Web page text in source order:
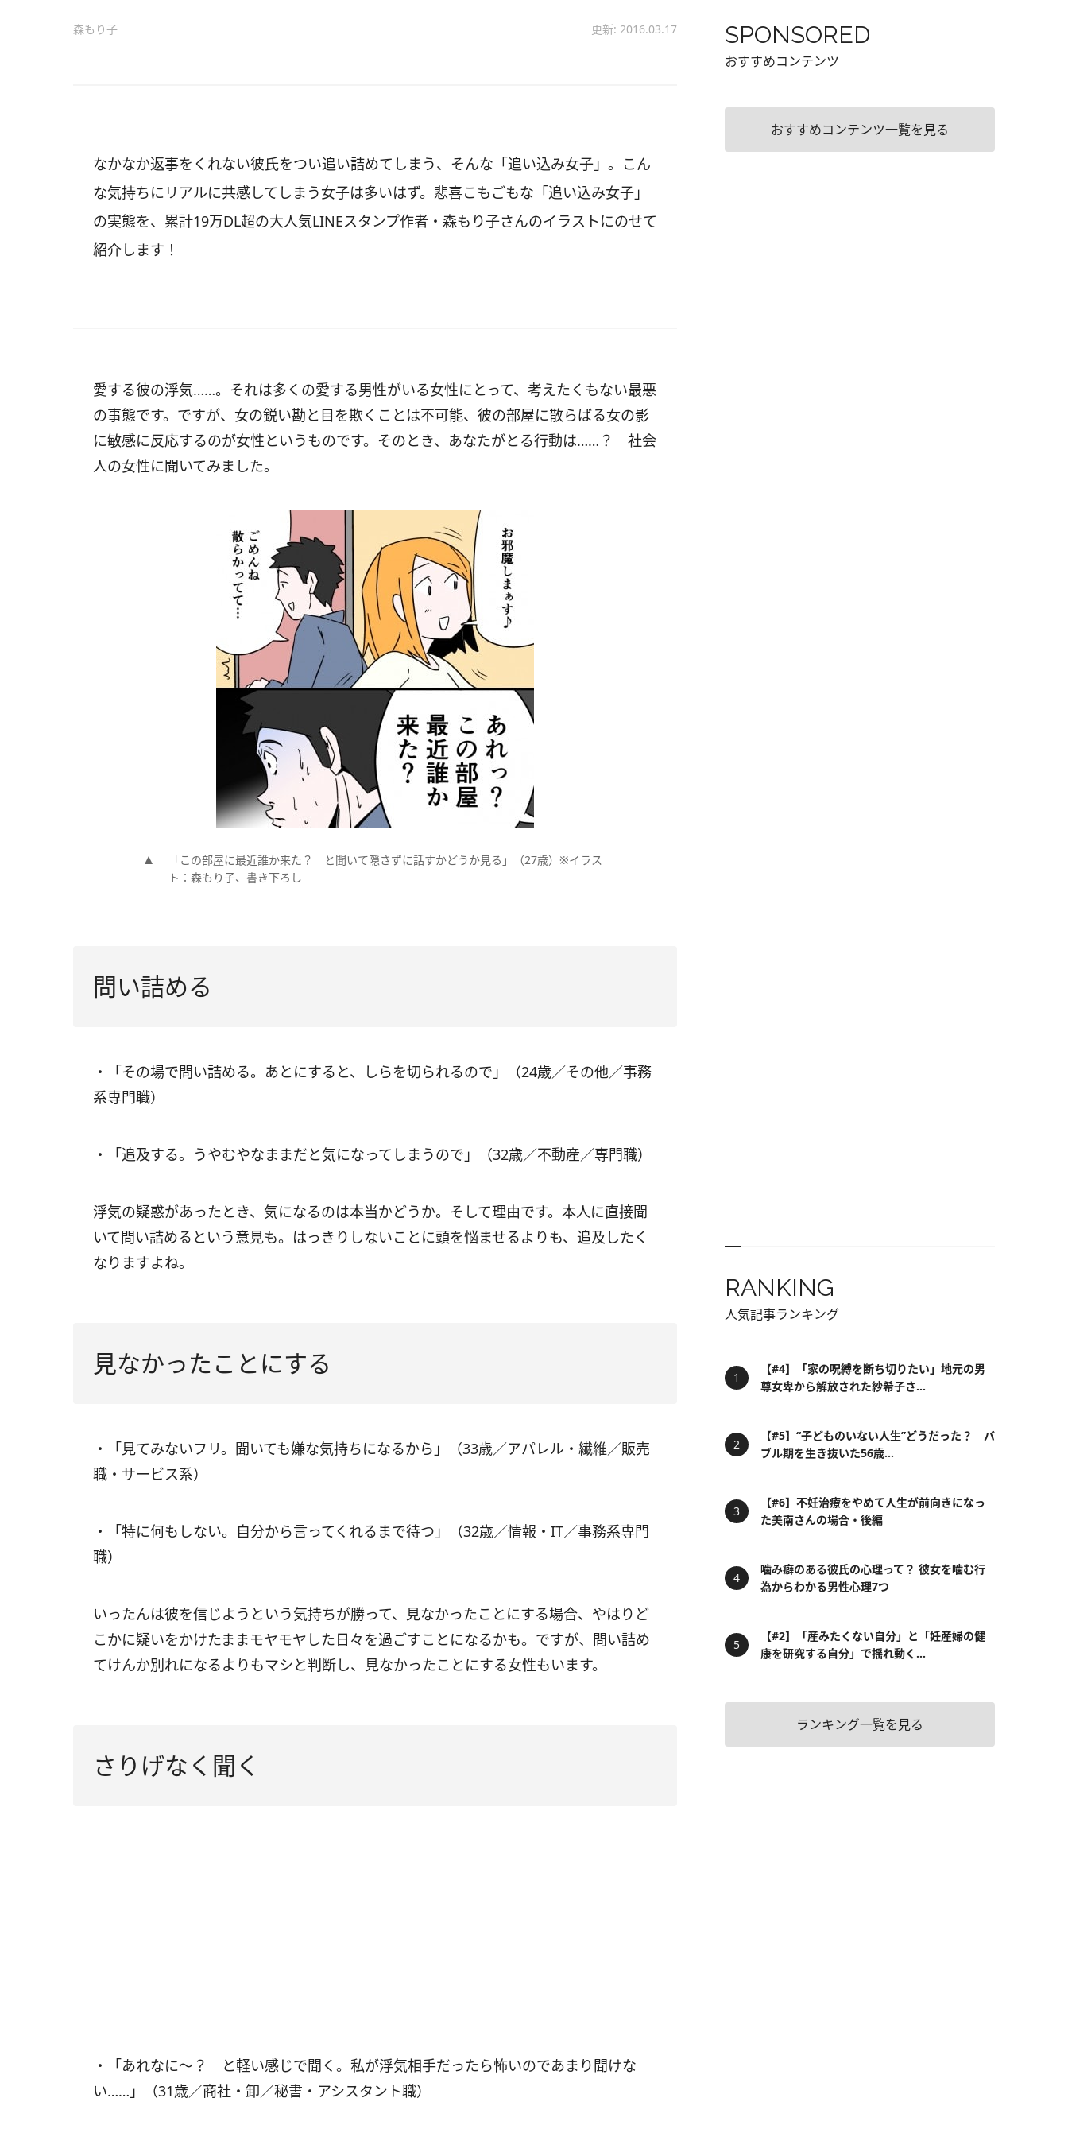
森もり子 更新: 2016.03.17
なかなか返事をくれない彼氏をつい追い詰めてしまう、そんな「追い込み女子」。こん
な気持ちにリアルに共感してしまう女子は多いはず。悲喜こもごもな「追い込み女子」
の実態を、累計19万DL超の大人気LINEスタンプ作者・森もり子さんのイラストにのせて
紹介します！
愛する彼の浮気……。それは多くの愛する男性がいる女性にとって、考えたくもない最悪
の事態です。ですが、女の鋭い勘と目を欺くことは不可能、彼の部屋に散らばる女の影
に敏感に反応するのが女性というものです。そのとき、あなたがとる行動は……？ 社会
人の女性に聞いてみました。
「この部屋に最近誰か来た？ と聞いて隠さずに話すかどうか見る」（27歳）※イラス
ト：森もり子、書き下ろし
問い詰める
・「その場で問い詰める。あとにすると、しらを切られるので」（24歳／その他／事務
系専門職）
・「追及する。うやむやなままだと気になってしまうので」（32歳／不動産／専門職）
浮気の疑惑があったとき、気になるのは本当かどうか。そして理由です。本人に直接聞
いて問い詰めるという意見も。はっきりしないことに頭を悩ませるよりも、追及したく
なりますよね。
見なかったことにする
・「見てみないフリ。聞いても嫌な気持ちになるから」（33歳／アパレル・繊維／販売
職・サービス系）
・「特に何もしない。自分から言ってくれるまで待つ」（32歳／情報・IT／事務系専門
職）
いったんは彼を信じようという気持ちが勝って、見なかったことにする場合、やはりど
こかに疑いをかけたままモヤモヤした日々を過ごすことになるかも。ですが、問い詰め
てけんか別れになるよりもマシと判断し、見なかったことにする女性もいます。
さりげなく聞く
・「あれなに～？ と軽い感じで聞く。私が浮気相手だったら怖いのであまり聞けな
い……」（31歳／商社・卸／秘書・アシスタント職）
SPONSORED
おすすめコンテンツ
おすすめコンテンツ一覧を見る
RANKING
人気記事ランキング
【#4】「家の呪縛を断ち切りたい」地元の男
尊女卑から解放された紗希子さ...
【#5】“子どものいない人生”どうだった？ バ
ブル期を生き抜いた56歳...
【#6】不妊治療をやめて人生が前向きになっ
た美南さんの場合・後編
噛み癖のある彼氏の心理って？ 彼女を噛む行
為からわかる男性心理7つ
【#2】「産みたくない自分」と「妊産婦の健
康を研究する自分」で揺れ動く...
ランキング一覧を見る